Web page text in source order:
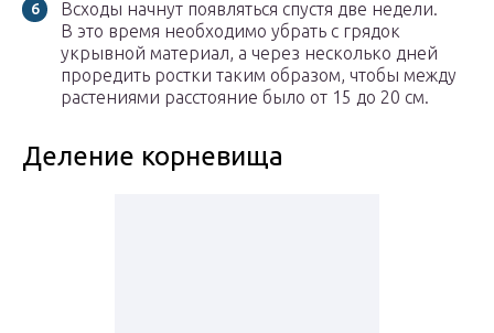
Всходы начнут появляться спустя две недели.
В это время необходимо убрать с грядок
укрывной материал, а через несколько дней
проредить ростки таким образом, чтобы между
растениями расстояние было от 15 до 20 см.
Деление корневища